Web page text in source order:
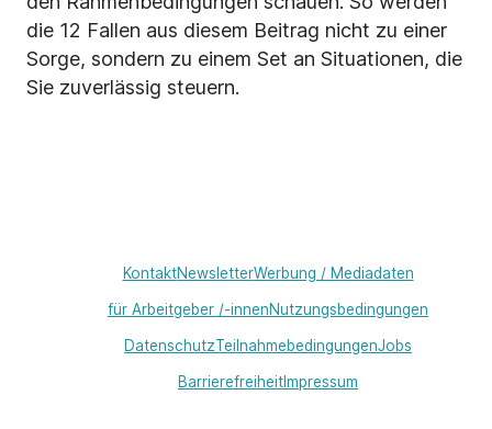
die 12 Fallen aus diesem Beitrag nicht zu einer
Sorge, sondern zu einem Set an Situationen, die
Sie zuverlässig steuern.
KontaktNewsletterWerbung / Mediadaten
für Arbeitgeber /-innenNutzungsbedingungen
DatenschutzTeilnahmebedingungenJobs
BarrierefreiheitImpressum